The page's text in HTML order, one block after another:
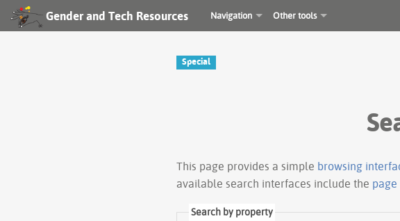
Gender and Tech Resources Navigation Other tools
Special
This page provides a simple browsing
available search interfaces include the
Search by property